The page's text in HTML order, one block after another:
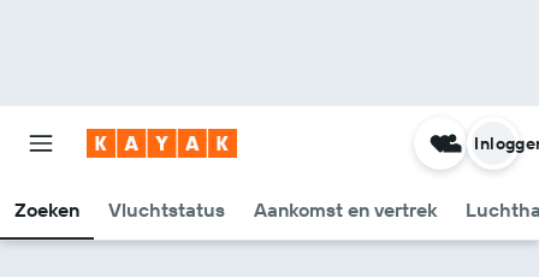
Zoeken Vluchtstatus Aankomst en vertrek